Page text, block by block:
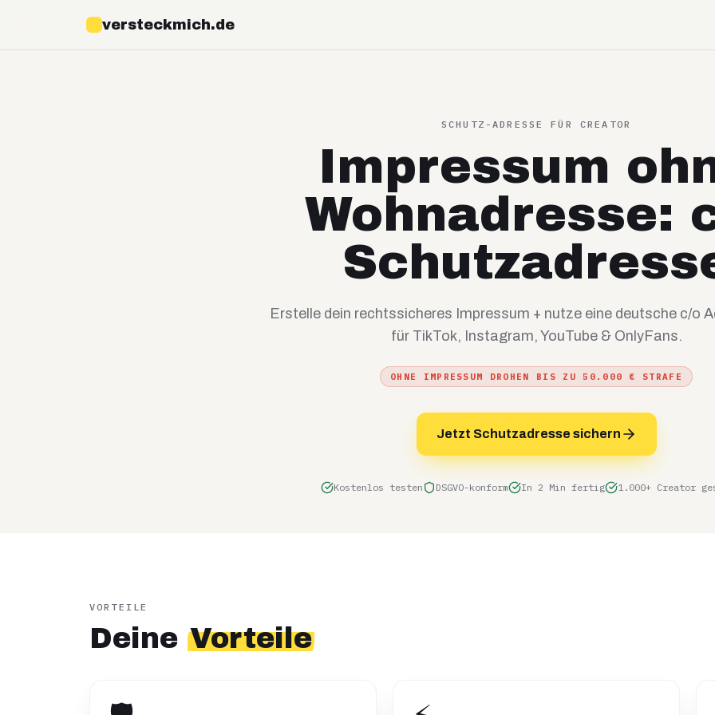
versteckmich.de
SCHUTZ-ADRESSE FÜR CREATOR
Impressum
Wohnadresse:
Erstelle dein rechtssicheres Impressum + nutze eine deutsche c/o
für TikTok, Instagram, YouTube & OnlyFans.
OHNE IMPRESSUM DROHEN BIS ZU 50.000 € STRAFE
Jetzt Schutzadresse sichern
Kostenlos testen DSGVO-konform In 2 Min fertig 1.000+ Creator
VORTEILE
Deine Vorteile